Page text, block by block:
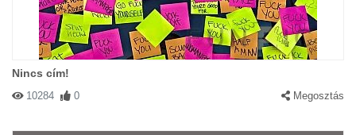
Nincs cím!
10284 0 Megosztás